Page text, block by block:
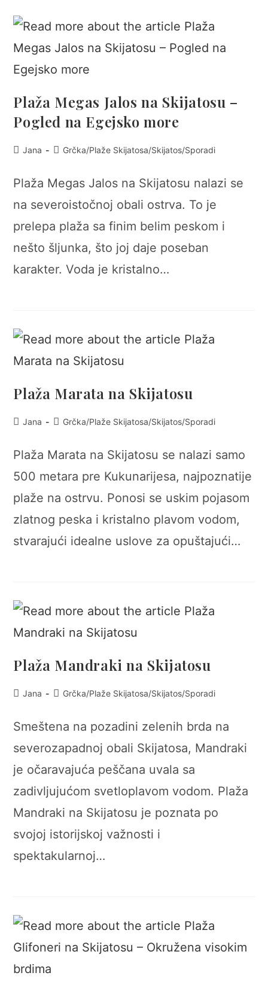
Plaža Megas Jalos na Skijatosu –
Pogled na Egejsko more
PostJana
PostGrčka/Plaže Skijatosa/Skijatos/Sporadi
Plaža Megas Jalos na Skijatosu nalazi se
na severoistočnoj obali ostrva. To je
prelepa plaža sa finim belim peskom i
nešto šljunka, što joj daje poseban
karakter. Voda je kristalno…
Plaža Marata na Skijatosu
PostJana
PostGrčka/Plaže Skijatosa/Skijatos/Sporadi
Plaža Marata na Skijatosu se nalazi samo
500 metara pre Kukunarijesa, najpoznatije
plaže na ostrvu. Ponosi se uskim pojasom
zlatnog peska i kristalno plavom vodom,
stvarajući idealne uslove za opuštajući…
Plaža Mandraki na Skijatosu
PostJana
PostGrčka/Plaže Skijatosa/Skijatos/Sporadi
Smeštena na pozadini zelenih brda na
severozapadnoj obali Skijatosa, Mandraki
je očaravajuća peščana uvala sa
zadivljujućom svetloplavom vodom. Plaža
Mandraki na Skijatosu je poznata po
svojoj istorijskoj važnosti i
spektakularnoj…